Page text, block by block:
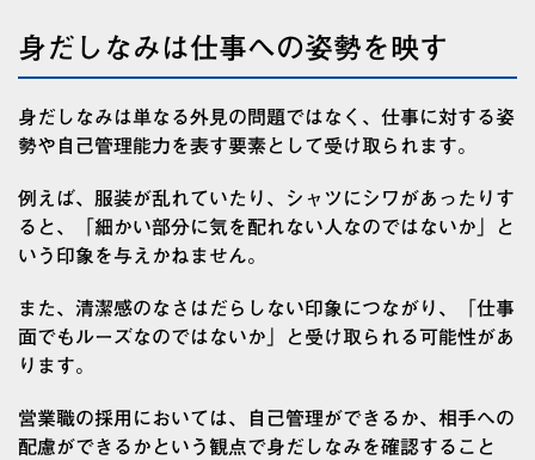
身だしなみは仕事への姿勢を映す
身だしなみは単なる外見の問題ではなく、仕事に対する姿
勢や自己管理能力を表す要素として受け取られます。
例えば、服装が乱れていたり、シャツにシワがあったりす
ると、「細かい部分に気を配れない人なのではないか」と
いう印象を与えかねません。
また、清潔感のなさはだらしない印象につながり、「仕事
面でもルーズなのではないか」と受け取られる可能性があ
ります。
営業職の採用においては、自己管理ができるか、相手への
配慮ができるかという観点で身だしなみを確認すること